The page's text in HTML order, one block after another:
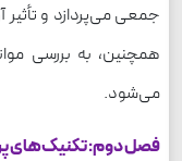
جمعی می‌پردازد و تأثیر
همچنین، به بررسی
می‌شود.
فصل دوم: تکنیک‌های